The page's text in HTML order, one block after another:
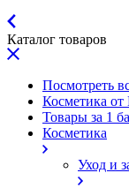
Каталог товаров
Посмотреть
Косметика от
Товары за 1
Косметика
Уход и